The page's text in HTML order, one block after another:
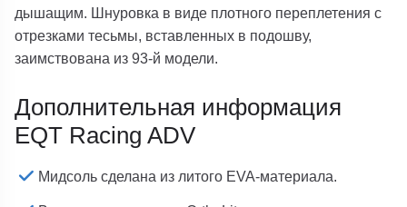
дышащим. Шнуровка в виде плотного переплетения с
отрезками тесьмы, вставленных в подошву,
заимствована из 93-й модели.
Дополнительная информация
EQT Racing ADV
Мидсоль сделана из литого EVA-материала.